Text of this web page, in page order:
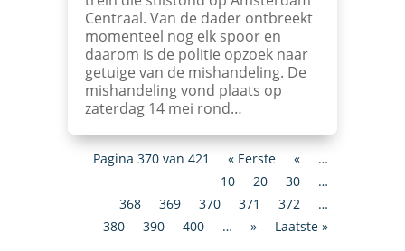
Centraal. Van de dader ontbreekt
momenteel nog elk spoor en
daarom is de politie opzoek naar
getuige van de mishandeling. De
mishandeling vond plaats op
zaterdag 14 mei rond…
Pagina 370 van 421 « Eerste «
…
10
20 30
…
368
369 370 371 372
…
380
390 400 … » Laatste »